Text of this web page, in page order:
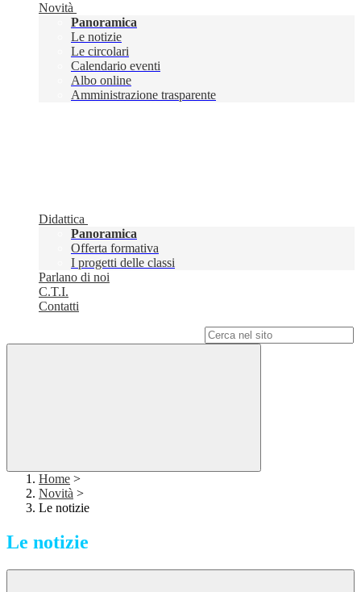
Novità
Panoramica
Le notizie
Le circolari
Calendario eventi
Albo online
Amministrazione trasparente
Didattica
Panoramica
Offerta formativa
I progetti delle classi
Parlano di noi
C.T.I.
Contatti
Home >
Novità >
Le notizie
Le notizie